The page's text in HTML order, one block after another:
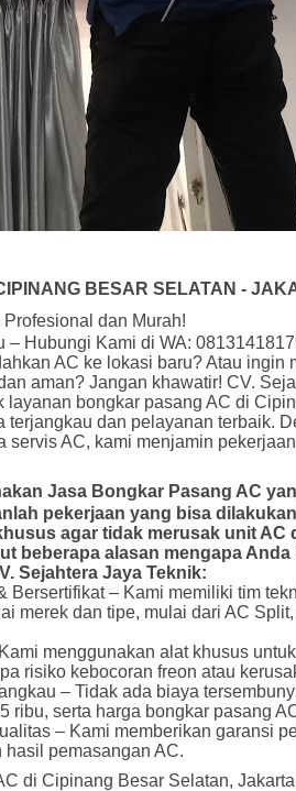
BESAR SELATAN -
dan Murah!
– Hubungi Kami di WA:
AC ke lokasi baru? Atau ingin
aman? Jangan khawatir! CV.
layanan bongkar pasang AC di
terjangkau dan pelayanan terbaik.
servis AC, kami menjamin
Jasa Bongkar Pasang AC
pekerjaan yang bisa
agar tidak merusak unit AC
beberapa alasan mengapa
Sejahtera Jaya Teknik:
Bersertifikat – Kami memiliki tim
merek dan tipe, mulai dari AC
menggunakan alat khusus
risiko kebocoran freon atau
– Tidak ada biaya
ribu, serta harga bongkar pasang
– Kami memberikan garansi
pemasangan AC.
di Cipinang Besar Selatan,